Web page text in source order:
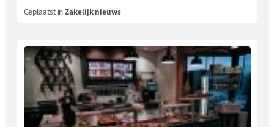
Geplaatst inZakelijk nieuws